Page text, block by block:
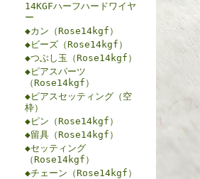
14KGFハーフハードワイヤ
ー
◆カン（Rose14kgf）
◆ビーズ（Rose14kgf）
◆つぶし玉（Rose14kgf）
◆ピアスパーツ
（Rose14kgf）
◆ピアスセッティング（空
枠）
◆ピン（Rose14kgf）
◆留具（Rose14kgf）
◆セッティング
（Rose14kgf）
◆チェーン（Rose14kgf）